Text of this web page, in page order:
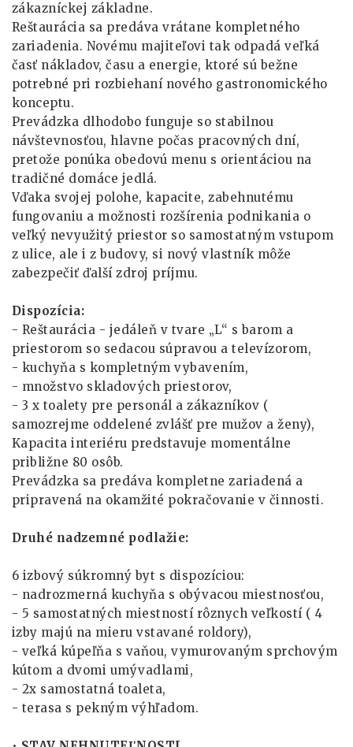
zákazníckej základne.
Reštaurácia sa predáva vrátane kompletného
zariadenia. Novému majiteľovi tak odpadá veľká
časť nákladov, času a energie, ktoré sú bežne
potrebné pri rozbiehaní nového gastronomického
konceptu.
Prevádzka dlhodobo funguje so stabilnou
návštevnosťou, hlavne počas pracovných dní,
pretože ponúka obedovú menu s orientáciou na
tradičné domáce jedlá.
Vďaka svojej polohe, kapacite, zabehnutému
fungovaniu a možnosti rozšírenia podnikania o
veľký nevyužitý priestor so samostatným vstupom
z ulice, ale i z budovy, si nový vlastník môže
zabezpečiť ďalší zdroj príjmu.
Dispozícia:
- Reštaurácia - jedáleň v tvare „L“ s barom a
priestorom so sedacou súpravou a televízorom,
- kuchyňa s kompletným vybavením,
- množstvo skladových priestorov,
- 3 x toalety pre personál a zákazníkov (
samozrejme oddelené zvlášť pre mužov a ženy),
Kapacita interiéru predstavuje momentálne
približne 80 osôb.
Prevádzka sa predáva kompletne zariadená a
pripravená na okamžité pokračovanie v činnosti.
Druhé nadzemné podlažie:
6 izbový súkromný byt s dispozíciou:
- nadrozmerná kuchyňa s obývacou miestnosťou,
- 5 samostatných miestností rôznych veľkostí ( 4
izby majú na mieru vstavané roldory),
- veľká kúpeľňa s vaňou, vymurovaným sprchovým
kútom a dvomi umývadlami,
- 2x samostatná toaleta,
- terasa s pekným výhľadom.